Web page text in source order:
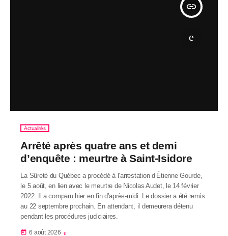
insert_link
Actualités
Arrêté après quatre ans et demi
d’enquête : meurtre à Saint-Isidore
La Sûreté du Québec a procédé à l’arrestation d’Étienne Gourde,
le 5 août, en lien avec le meurtre de Nicolas Audet, le 14 février
2022. Il a comparu hier en fin d’après-midi. Le dossier a été remis
au 22 septembre prochain. En attendant, il demeurera détenu
pendant les procédures judiciaires.
today 6 août 2026